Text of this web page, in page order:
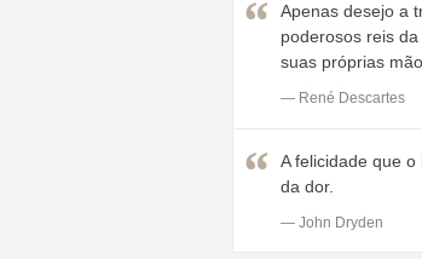
Apenas desejo a
poderosos reis
suas próprias
— René Descartes
A felicidade que
da dor.
— John Dryden